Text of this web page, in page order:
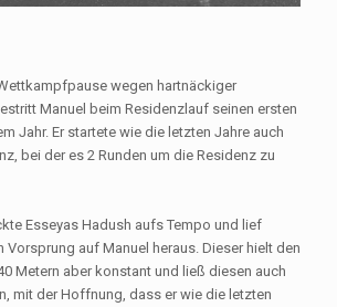
wegen hartnäckiger
Manuel beim Residenzlauf seinen ersten
Jahr. Er startete wie die letzten Jahre auch
bei der es 2 Runden um die Residenz zu
Esseyas Hadush aufs Tempo und lief
Vorsprung auf Manuel heraus. Dieser hielt den
Metern aber konstant und ließ diesen auch
mit der Hoffnung, dass er wie die letzten